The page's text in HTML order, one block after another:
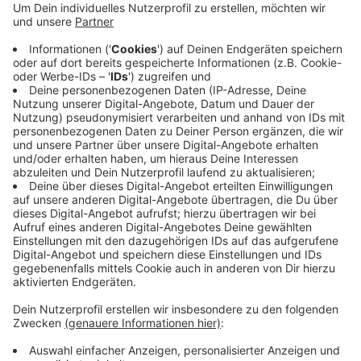
Dort werden Sittiche, Flamingos und vor allem
bisher größte Projekt des Zoo-Vereins Wuppertal
und wird aus Mitgliedsbeiträgen, Zuwendungen
und Nachlässen finanziert. Aralandia kostet Stand
jetzt rund sechs Millionen Euro und wird wohl im
Herbst eröffnen könnnen.
Veröffentlicht:Mittwoch, 05.06.2019 14:21
Anzeige
Anzeige